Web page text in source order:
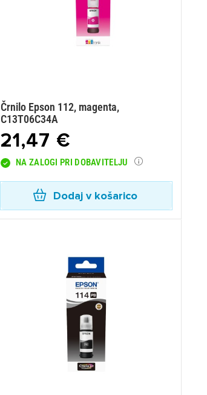
Črnilo Epson 112, magenta,
C13T06C34A
21,47 €
NA ZALOGI PRI DOBAVITELJU
Dodaj v košarico